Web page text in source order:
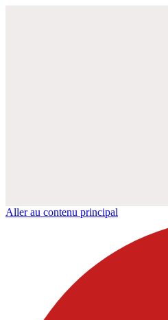
Aller au contenu principal